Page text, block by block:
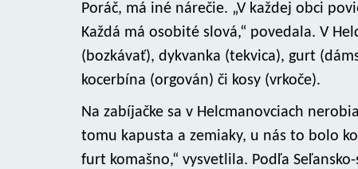
Poráč, má iné nárečie. „V každej obci
Každá má osobité slová,“ povedala. V
(bozkávať), dykvanka (tekvica), gurt
kocerbína (orgován) či kosy (vrkoče).
Na zabíjačke sa v Helcmanovciach
tomu kapusta a zemiaky, u nás to bolo
furt komašno,“ vysvetlila. Podľa